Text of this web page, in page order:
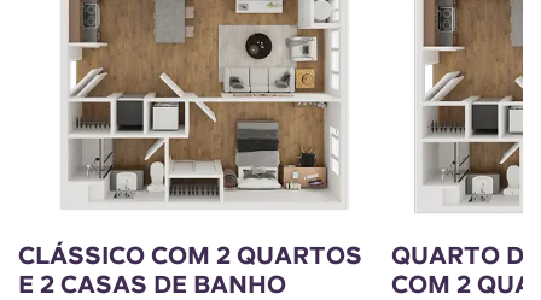
CLÁSSICO COM 2 QUARTOS
E 2 CASAS DE BANHO
QUARTO
COM 2